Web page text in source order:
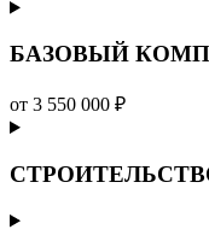
БАЗОВЫЙ
от 3 550 000 ₽